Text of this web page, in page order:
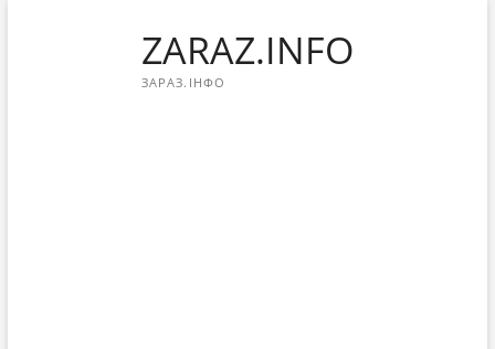
ZARAZ.INFO
ЗАРАЗ.ІНФО